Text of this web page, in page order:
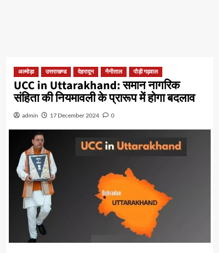
अल्मोड़ा उत्तराखण्ड देहरादून नैनीताल पौड़ी गढ़वाल
UCC in Uttarakhand: समान नागरिक
संहिता की नियमावली के प्रारूप में होगा बदलाव
admin 17 December 2024 0